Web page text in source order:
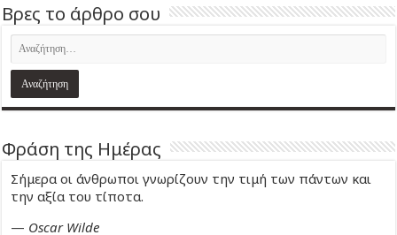
Βρες το άρθρο σου
Φράση της Ημέρας
Σήμερα οι άνθρωποι γνωρίζουν την τιμή των πάντων και
την αξία του τίποτα.
— Oscar Wilde